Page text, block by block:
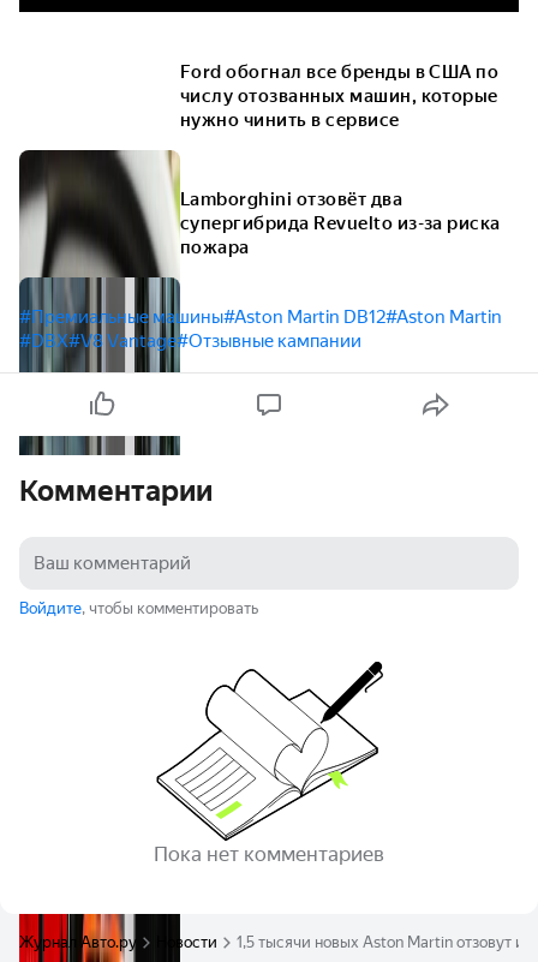
Ford обогнал все бренды в США по
числу отозванных машин, которые
нужно чинить в сервисе
Lamborghini отзовёт два
супергибрида Revuelto из-за риска
пожара
#Премиальные машины#Aston Martin DB12#Aston Martin
#DBX#V8 Vantage#Отзывные кампании
Комментарии
Войдите, чтобы комментировать
Пока нет комментариев
Журнал Авто.ру Новости 1,5 тысячи новых Aston Martin отзовут